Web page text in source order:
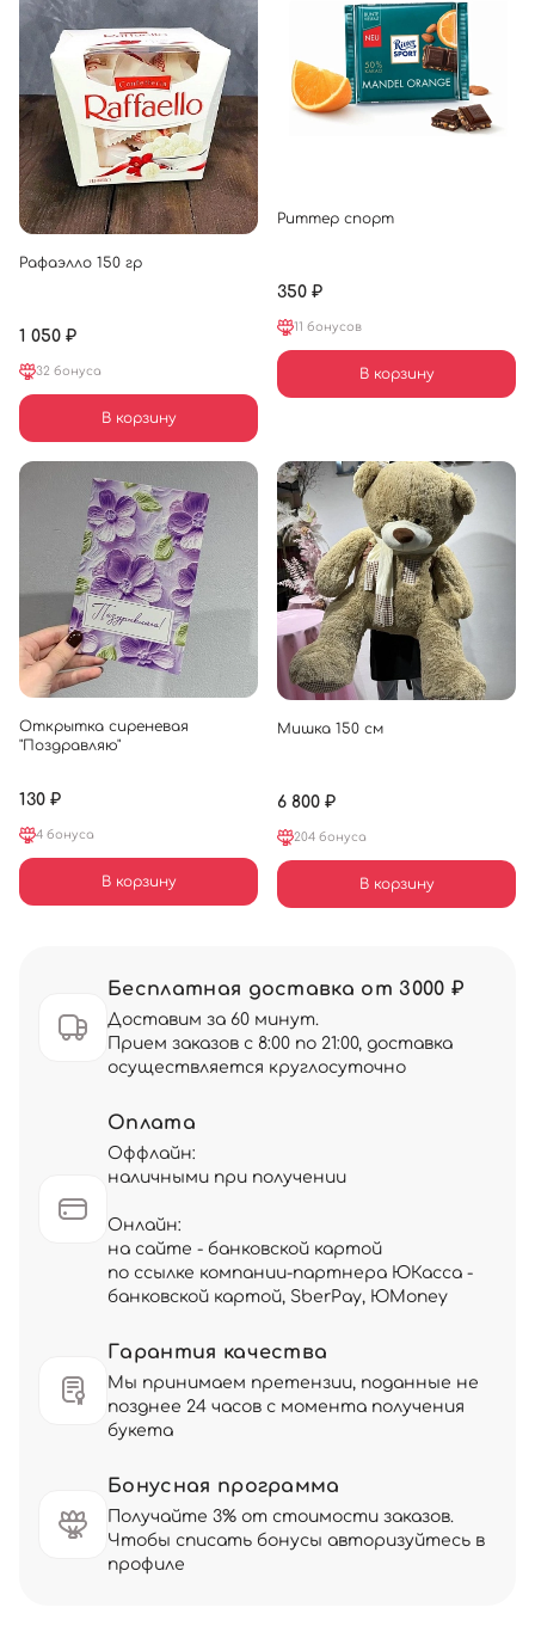
Рафаэлло 150 гр
1 050 ₽
32 бонуса
В корзину
Риттер спорт
350 ₽
11 бонусов
В корзину
Открытка сиреневая
"Поздравляю"
130 ₽
4 бонуса
В корзину
Мишка 150 см
6 800 ₽
204 бонуса
В корзину
Бесплатная доставка от 3000 ₽
Доставим за 60 минут.
Прием заказов с 8:00 по 21:00, доставка
осуществляется круглосуточно
Оплата
Оффлайн:
наличными при получении
Онлайн:
на сайте - банковской картой
по ссылке компании-партнера ЮКасса -
банковской картой, SberPay, ЮMoney
Гарантия качества
Мы принимаем претензии, поданные не
позднее 24 часов с момента получения
букета
Бонусная программа
Получайте 3% от стоимости заказов.
Чтобы списать бонусы авторизуйтесь в
профиле